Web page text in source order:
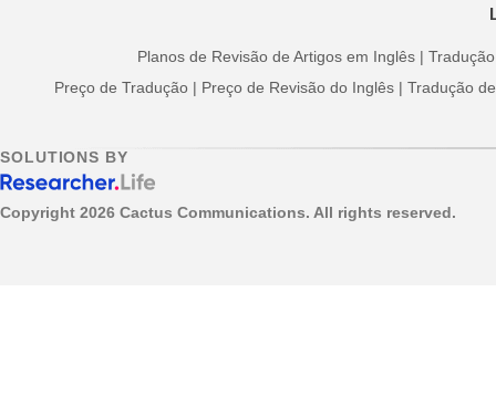
Planos de Revisão de Artigos em Inglês |
Preço de Tradução| Preço de Revisão do Inglês| Tradução
SOLUTIONS BY
Copyright 2026 Cactus Communications. All rights reserved.